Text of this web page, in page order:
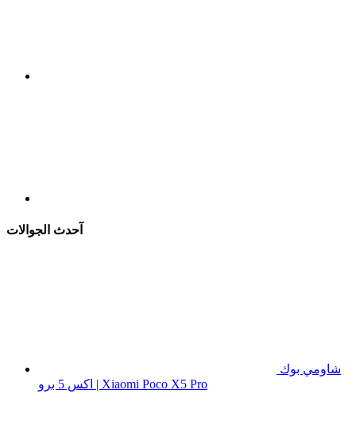
آحدث الجوالات
شاومي بوك
اكس 5 برو | Xiaomi Poco X5 Pro